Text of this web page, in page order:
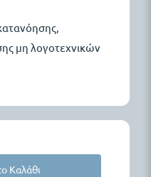
μη λογοτεχνικών
Καλάθι